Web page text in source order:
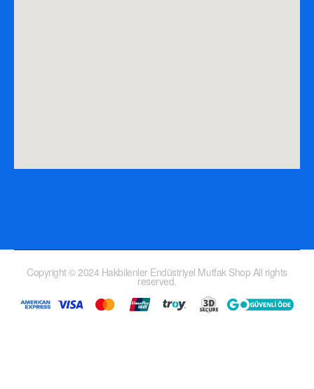
Copyright © 2024 Hakbilenler Endüstriyel Mutfak Shop All rights
reserved.